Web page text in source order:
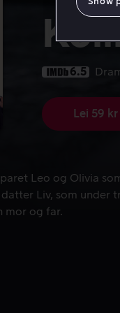
6.5
Lei 59 kr
Leo og Olivia
Leo og Olivia
Liv, som under
mor og far.